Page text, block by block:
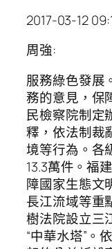
2017-03-12
周強:
服務綠色發展
務的意見，保
民檢察院制定
釋，依法制裁
境等行為。各
13.3萬件。福
障國家生態文
長江流域等重
樹法院設立三
“中華水塔”。